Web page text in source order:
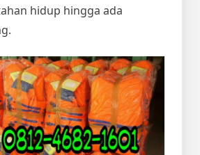
hidup hingga ada